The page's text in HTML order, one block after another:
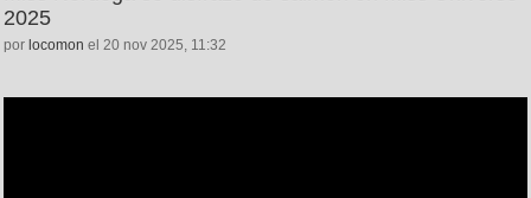
2025
por locomon el 20 nov 2025, 11:32